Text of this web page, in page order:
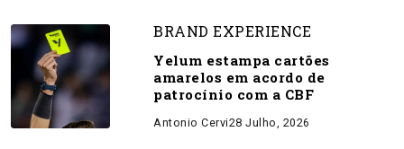
BRAND EXPERIENCE
Yelum estampa cartões
amarelos em acordo de
patrocínio com a CBF
Antonio Cervi28 Julho, 2026